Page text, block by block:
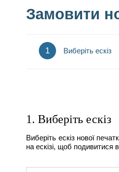
Замовити
1 Виберіть ескіз
1. Виберіть ескіз
Виберіть ескіз нової
на ескізі, щоб подивитися